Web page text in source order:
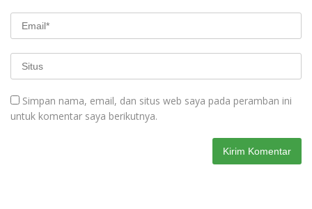
Simpan nama, email, dan situs web saya pada peramban ini
untuk komentar saya berikutnya.